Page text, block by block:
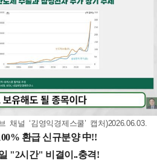
채널 ‘김영익경제스쿨’ 캡처)2026.06.03.